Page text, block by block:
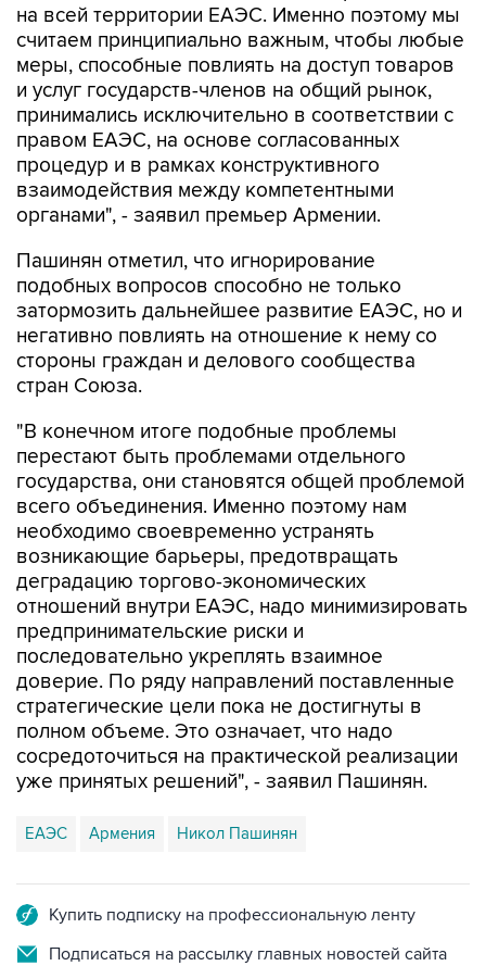
на всей территории ЕАЭС. Именно поэтому мы
считаем принципиально важным, чтобы любые
меры, способные повлиять на доступ товаров
и услуг государств-членов на общий рынок,
принимались исключительно в соответствии с
правом ЕАЭС, на основе согласованных
процедур и в рамках конструктивного
взаимодействия между компетентными
органами", - заявил премьер Армении.
Пашинян отметил, что игнорирование
подобных вопросов способно не только
затормозить дальнейшее развитие ЕАЭС, но и
негативно повлиять на отношение к нему со
стороны граждан и делового сообщества
стран Союза.
"В конечном итоге подобные проблемы
перестают быть проблемами отдельного
государства, они становятся общей проблемой
всего объединения. Именно поэтому нам
необходимо своевременно устранять
возникающие барьеры, предотвращать
деградацию торгово-экономических
отношений внутри ЕАЭС, надо минимизировать
предпринимательские риски и
последовательно укреплять взаимное
доверие. По ряду направлений поставленные
стратегические цели пока не достигнуты в
полном объеме. Это означает, что надо
сосредоточиться на практической реализации
уже принятых решений", - заявил Пашинян.
ЕАЭС Армения Никол Пашинян
Купить подписку на профессиональную ленту
Подписаться на рассылку главных новостей сайта